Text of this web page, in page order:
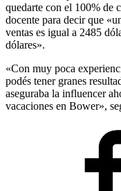
quedarte con el 100% de
docente para decir que
ventas es igual a 2485
dólares».
«Con muy poca
podés tener granes
aseguraba la influencer
vacaciones en Bower»,